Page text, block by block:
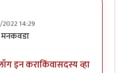
14:29
राहिल्या त्या
मनकवडा
इन कराकिंवासदस्य व्हा